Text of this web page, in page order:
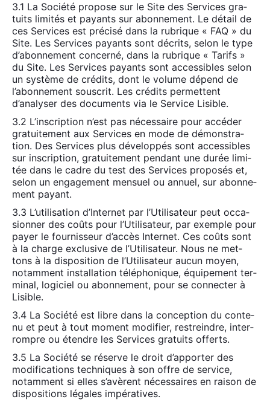
3.1 La Socié­té pro­pose sur le Site des Ser­vices gra­
tuits limi­tés et payants sur abon­ne­ment. Le détail de
ces Ser­vices est pré­ci­sé dans la rubrique « FAQ » du
Site. Les Ser­vices payants sont décrits, selon le type
d’abonnement concer­né, dans la rubrique « Tarifs »
du Site. Les Ser­vices payants sont acces­sibles selon
un sys­tème de cré­dits, dont le volume dépend de
l’abonnement sous­crit. Les cré­dits per­mettent
d’analyser des docu­ments via le Ser­vice Lisible.
3.2 L’inscription n’est pas néces­saire pour accé­der
gra­tui­te­ment aux Ser­vices en mode de démons­tra­
tion. Des Ser­vices plus déve­lop­pés sont acces­sibles
sur ins­crip­tion, gra­tui­te­ment pen­dant une durée limi­
tée dans le cadre du test des Ser­vices pro­po­sés et,
selon un enga­ge­ment men­suel ou annuel, sur abon­ne­
ment payant.
3.3 L’u­ti­li­sa­tion d’In­ter­net par l’U­ti­li­sa­teur peut occa­
sion­ner des coûts pour l’Utilisateur, par exemple pour
payer le four­nis­seur d’ac­cès Inter­net. Ces coûts sont
à la charge exclu­sive de l’U­ti­li­sa­teur. Nous ne met­
tons à la dis­po­si­tion de l’Utilisateur aucun moyen,
notam­ment ins­tal­la­tion télé­pho­nique, équi­pe­ment ter­
mi­nal, logi­ciel ou abon­ne­ment, pour se connec­ter à
Lisible.
3.4 La Socié­té est libre dans la concep­tion du conte­
nu et peut à tout moment modi­fier, res­treindre, inter­
rompre ou étendre les Ser­vices gra­tuits offerts.
3.5 La Socié­té se réserve le droit d’apporter des
modi­fi­ca­tions tech­niques à son offre de ser­vice,
notam­ment si elles s’a­vèrent néces­saires en rai­son de
dis­po­si­tions légales impé­ra­tives.